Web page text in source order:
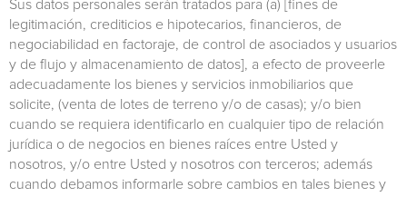
Sus datos personales serán tratados para (a) [fines de
legitimación, crediticios e hipotecarios, financieros, de
negociabilidad en factoraje, de control de asociados y usuarios
y de flujo y almacenamiento de datos], a efecto de proveerle
adecuadamente los bienes y servicios inmobiliarios que
solicite, (venta de lotes de terreno y/o de casas); y/o bien
cuando se requiera identificarlo en cualquier tipo de relación
jurídica o de negocios en bienes raíces entre Usted y
nosotros, y/o entre Usted y nosotros con terceros; además
cuando debamos informarle sobre cambios en tales bienes y